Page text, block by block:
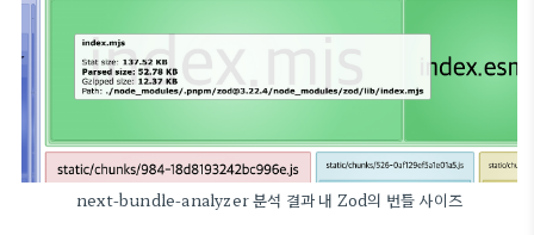
next-bundle-analyzer 분석 결과 내 Zod의 번들 사이즈